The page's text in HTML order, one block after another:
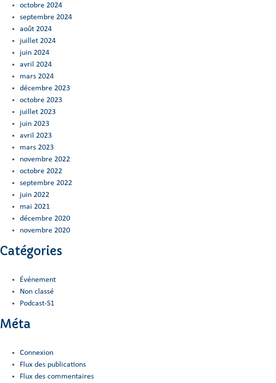
octobre 2024
septembre 2024
août 2024
juillet 2024
juin 2024
avril 2024
mars 2024
décembre 2023
octobre 2023
juillet 2023
juin 2023
avril 2023
mars 2023
novembre 2022
octobre 2022
septembre 2022
juin 2022
mai 2021
décembre 2020
novembre 2020
Catégories
Événement
Non classé
Podcast-S1
Méta
Connexion
Flux des publications
Flux des commentaires